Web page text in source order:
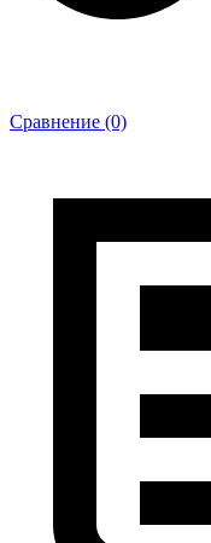
Сравнение (0)